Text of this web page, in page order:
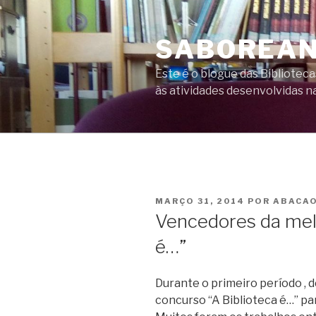
Saltar
para
o
conteúdo
Este é o blogue das
às atividades desenvolvidas
PUBLICADO
MARÇO 31, 2014 POR
Vencedores da
é…”
Durante o primeiro período ,
concurso “A Biblioteca é…”